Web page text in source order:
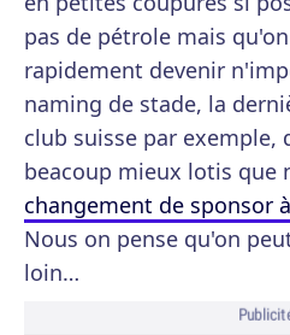
pas de pétrole mais
rapidement devenir
naming de stade, la
club suisse par exemple,
beacoup mieux lotis que
changement de sponsor
Nous on pense qu'on
loin…